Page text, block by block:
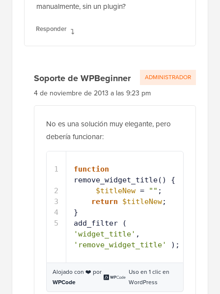
manualmente, sin un plugin?
Responder
Soporte de WPBeginner
4 de noviembre de 2013 a las 9:23 pm
No es una solución muy elegante, pero
debería funcionar:
1
2
3
4
5
function
remove_widget_title() {
$titleNew = "" ;
return
$titleNew;
}
'widget_title'
'remove_widget_title'
);
Alojado con ❤️ por
WPCode
Uso en 1 clic en
WordPress
ADMINISTRADOR